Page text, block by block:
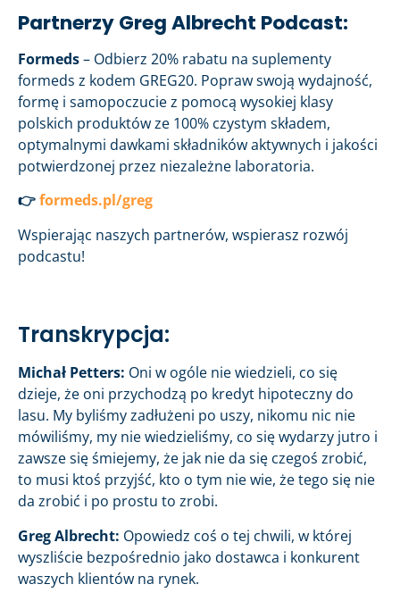
Partnerzy Greg Albrecht Podcast:
Formeds– Odbierz 20% rabatu na suplementy
formeds z kodem GREG20. Popraw swoją wydajność,
formę i samopoczucie z pomocą wysokiej klasy
polskich produktów ze 100% czystym składem,
optymalnymi dawkami składników aktywnych i jakości
potwierdzonej przez niezależne laboratoria.
👉formeds.pl/greg
Wspierając naszych partnerów, wspierasz rozwój
podcastu!
Transkrypcja:
Michał Petters: Oni w ogóle nie wiedzieli, co się
dzieje, że oni przychodzą po kredyt hipoteczny do
lasu. My byliśmy zadłużeni po uszy, nikomu nic nie
mówiliśmy, my nie wiedzieliśmy, co się wydarzy jutro i
zawsze się śmiejemy, że jak nie da się czegoś zrobić,
to musi ktoś przyjść, kto o tym nie wie, że tego się nie
da zrobić i po prostu to zrobi.
Greg Albrecht: Opowiedz coś o tej chwili, w której
wyszliście bezpośrednio jako dostawca i konkurent
waszych klientów na rynek.